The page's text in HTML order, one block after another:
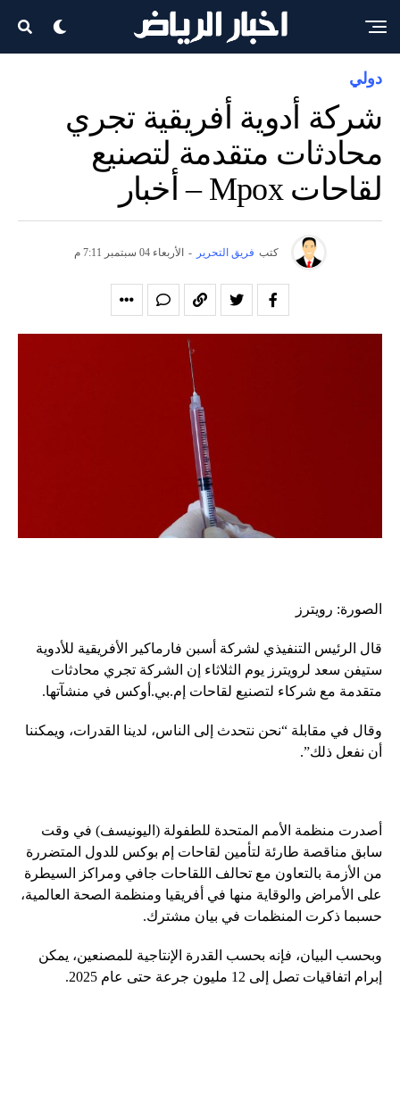
دولي
شركة أدوية أفريقية تجري
محادثات متقدمة لتصنيع
لقاحات Mpox – أخبار
كتب فريق التحرير - الأربعاء 04 سبتمبر 7:11 م
الصورة: رويترز
قال الرئيس التنفيذي لشركة أسبن فارماكير الأفريقية للأدوية
ستيفن سعد لرويترز يوم الثلاثاء إن الشركة تجري محادثات
متقدمة مع شركاء لتصنيع لقاحات إم.بي.أوكس في منشآتها.
وقال في مقابلة “نحن نتحدث إلى الناس، لدينا القدرات، ويمكننا
أن نفعل ذلك”.
أصدرت منظمة الأمم المتحدة للطفولة (اليونيسف) في وقت
سابق مناقصة طارئة لتأمين لقاحات إم بوكس ​​للدول المتضررة
من الأزمة بالتعاون مع تحالف اللقاحات جافي ومراكز السيطرة
على الأمراض والوقاية منها في أفريقيا ومنظمة الصحة العالمية،
حسبما ذكرت المنظمات في بيان مشترك.
وبحسب البيان، فإنه بحسب القدرة الإنتاجية للمصنعين، يمكن
إبرام اتفاقيات تصل إلى 12 مليون جرعة حتى عام 2025.